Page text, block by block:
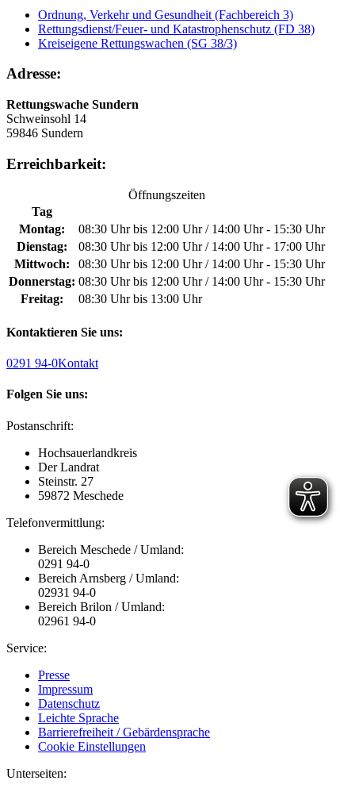
Ordnung, Verkehr und Gesundheit (Fachbereich 3)
Rettungsdienst/Feuer- und Katastrophenschutz (FD 38)
Kreiseigene Rettungswachen (SG 38/3)
Adresse:
Rettungswache Sundern
Schweinsohl 14
59846 Sundern
Erreichbarkeit:
Öffnungszeiten
Tag
Montag:
08:30 Uhr bis 12:00 Uhr / 14:00 Uhr - 15:30 Uhr
Dienstag:
08:30 Uhr bis 12:00 Uhr / 14:00 Uhr - 17:00 Uhr
Mittwoch:
08:30 Uhr bis 12:00 Uhr / 14:00 Uhr - 15:30 Uhr
Donnerstag: 08:30 Uhr bis 12:00 Uhr / 14:00 Uhr - 15:30 Uhr
Freitag:
08:30 Uhr bis 13:00 Uhr
Kontaktieren Sie uns:
0291 94-0Kontakt
Folgen Sie uns:
Postanschrift:
Hochsauerlandkreis
Der Landrat
Steinstr. 27
59872 Meschede
Telefonvermittlung:
Bereich Meschede / Umland:
0291 94-0
Bereich Arnsberg / Umland:
02931 94-0
Bereich Brilon / Umland:
02961 94-0
Service:
Presse
Impressum
Datenschutz
Leichte Sprache
Barrierefreiheit / Gebärdensprache
Cookie Einstellungen
Unterseiten: